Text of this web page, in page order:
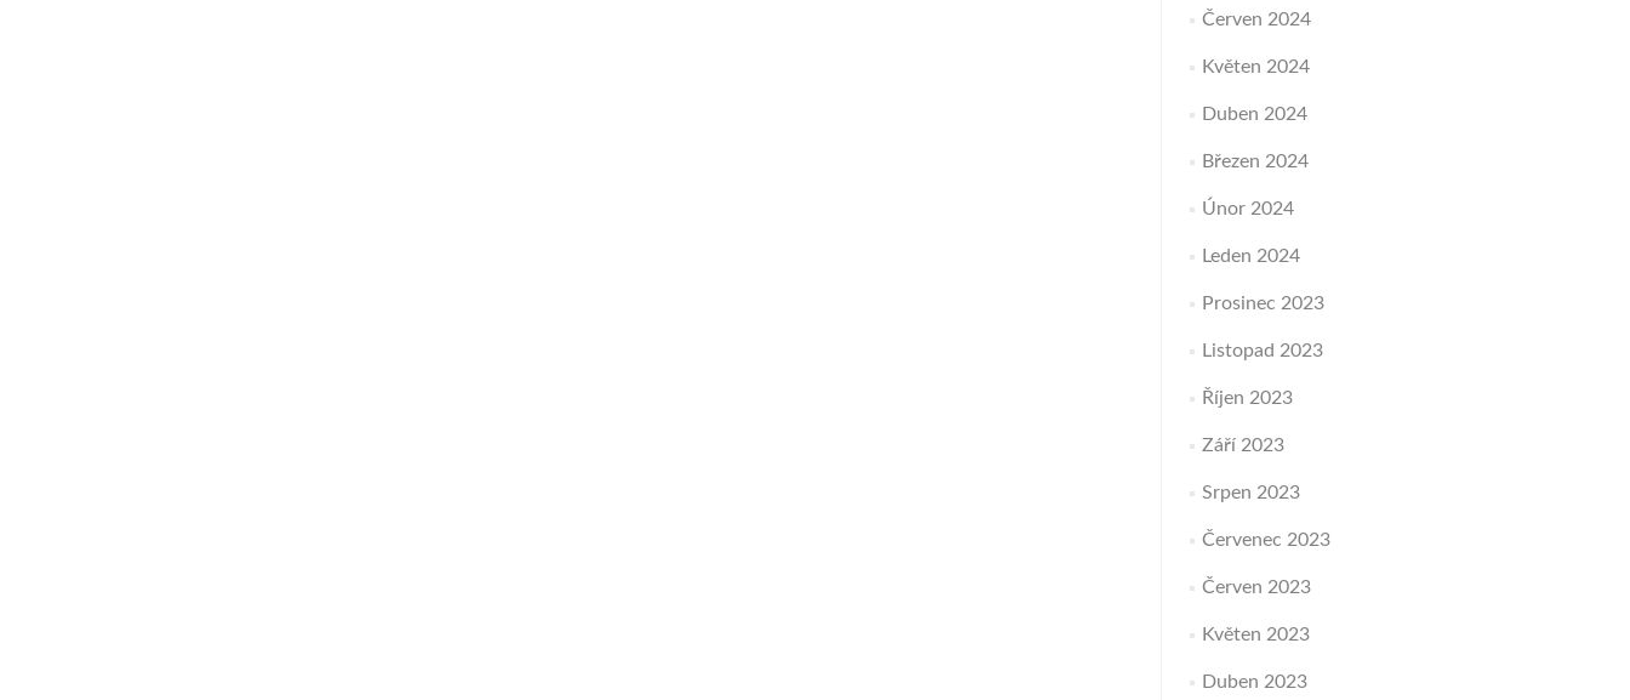
Červen 2024
Květen 2024
Duben 2024
Březen 2024
Únor 2024
Leden 2024
Prosinec 2023
Listopad 2023
Říjen 2023
Září 2023
Srpen 2023
Červenec 2023
Červen 2023
Květen 2023
Duben 2023